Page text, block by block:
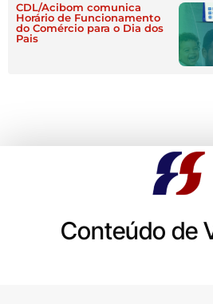
CDL/Acibom comunica
Horário de Funcionamento
do Comércio para o Dia dos
Pais
Conteúdo de